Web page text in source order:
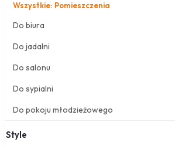
Wszystkie: Pomieszczenia
Do biura
Do jadalni
Do salonu
Do sypialni
Do pokoju młodzieżowego
Style